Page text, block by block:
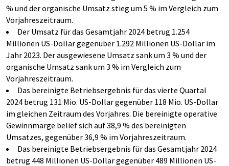
% und der organische Umsatz stieg um 5 % im Vergleich zum
Vorjahreszeitraum.
Der Umsatz für das Gesamtjahr 2024 betrug 1.254
Millionen US-Dollar gegenüber 1.292 Millionen US-Dollar im
Jahr 2023. Der ausgewiesene Umsatz sank um 3 % und der
organische Umsatz sank um 3 % im Vergleich zum
Vorjahreszeitraum.
Das bereinigte Betriebsergebnis für das vierte Quartal
2024 betrug 131 Mio. US-Dollar gegenüber 118 Mio. US-Dollar
im gleichen Zeitraum des Vorjahres. Die bereinigte operative
Gewinnmarge belief sich auf 38,9 % des bereinigten
Umsatzes, gegenüber 36,9 % im Vorjahreszeitraum.
Das bereinigte Betriebsergebnis für das Gesamtjahr 2024
betrug 448 Millionen US-Dollar gegenüber 489 Millionen US-